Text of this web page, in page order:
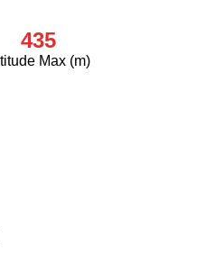
435
Max (m)